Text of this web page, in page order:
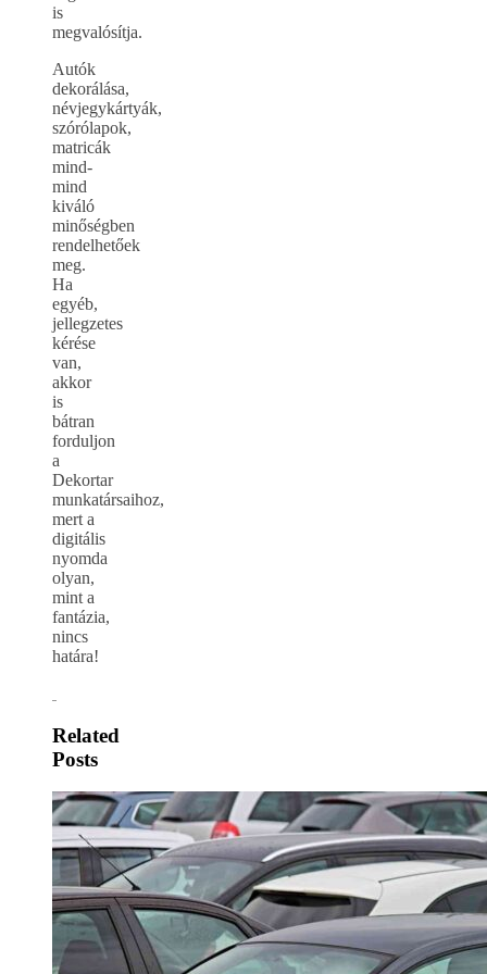
is
megvalósítja.
Autók
dekorálása,
névjegykártyák,
szórólapok,
matricák
mind-
mind
kiváló
minőségben
rendelhetőek
meg.
Ha
egyéb,
jellegzetes
kérése
van,
akkor
is
bátran
forduljon
a
Dekortar
munkatársaihoz,
mert a
digitális
nyomda
olyan,
mint a
fantázia,
nincs
határa!
Related
Posts